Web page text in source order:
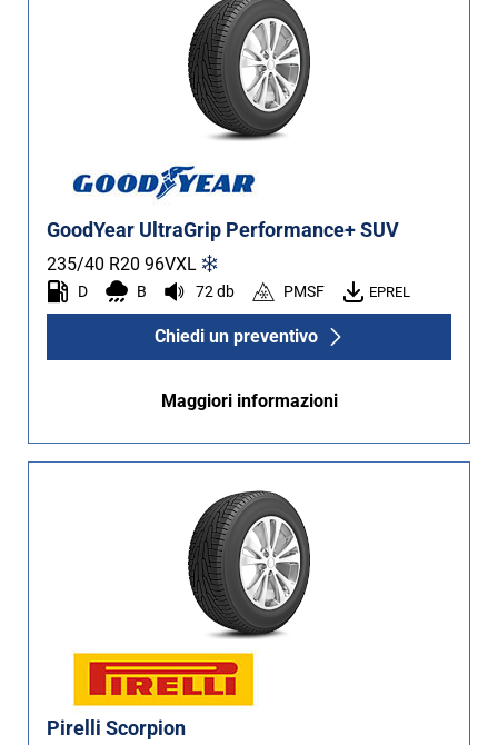
GoodYear UltraGrip Performance+ SUV
235/40 R20 96VXL
D B 72 db PMSF EPREL
Chiedi un preventivo
Maggiori informazioni
Pirelli Scorpion